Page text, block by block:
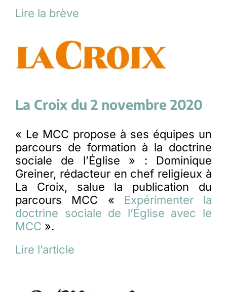
Lire la brève
La Croix du 2 novembre 2020
« Le MCC propose à ses équipes un
parcours de formation à la doctrine
sociale de l’Église » : Dominique
Greiner, rédacteur en chef religieux à
La Croix, salue la publication du
parcours MCC « Expérimenter la
doctrine sociale de l’Église avec le
MCC ».
Lire l’article